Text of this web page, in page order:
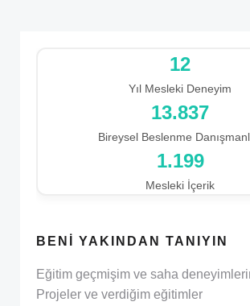
12
Yıl Mesleki Deneyim
16.564
Bireysel Beslenme
1.199
Mesleki İçerik
BENI YAKINDAN TANIYIN
Eğitim geçmişim ve saha
Projeler ve verdiğim eğitimler